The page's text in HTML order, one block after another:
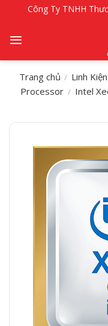
nội
Công Ty TNHH
Trang chủ / Linh
Processor / Intel